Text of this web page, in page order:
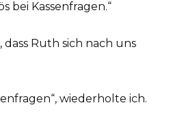
bei Kassenfragen.“
Ruth sich nach uns
wiederholte ich.